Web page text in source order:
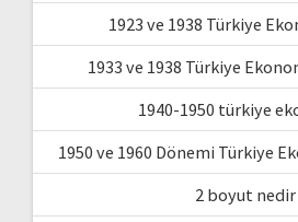
1923 ve 1938 Türkiye
1933 ve 1938 Türkiye
1940-1950 türkiye
1950 ve 1960 Dönemi Türkiye
2 boyut nedir